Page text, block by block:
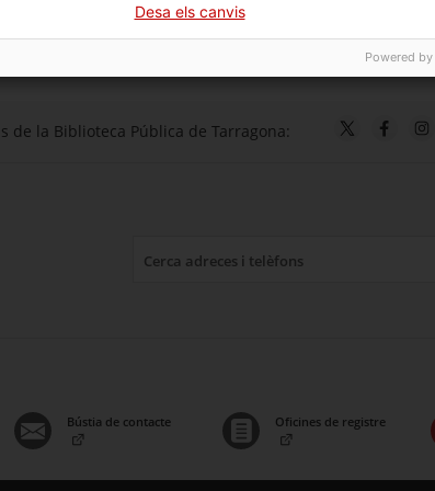
de la Biblioteca Pública de Tarragona:
Bústia de contacte
. Obre en una nova finestra.
Oficines de registre
. Obre en una nova
Desa els canvis
Powered by